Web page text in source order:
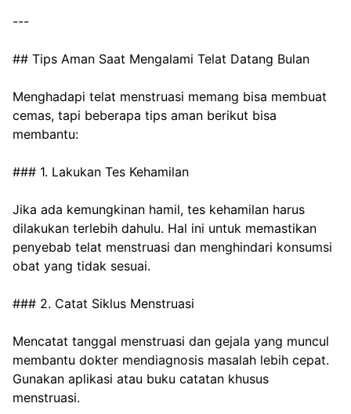
---
## Tips Aman Saat Mengalami Telat Datang Bulan
Menghadapi telat menstruasi memang bisa membuat
cemas, tapi beberapa tips aman berikut bisa
membantu:
### 1. Lakukan Tes Kehamilan
Jika ada kemungkinan hamil, tes kehamilan harus
dilakukan terlebih dahulu. Hal ini untuk memastikan
penyebab telat menstruasi dan menghindari konsumsi
obat yang tidak sesuai.
### 2. Catat Siklus Menstruasi
Mencatat tanggal menstruasi dan gejala yang muncul
membantu dokter mendiagnosis masalah lebih cepat.
Gunakan aplikasi atau buku catatan khusus
menstruasi.